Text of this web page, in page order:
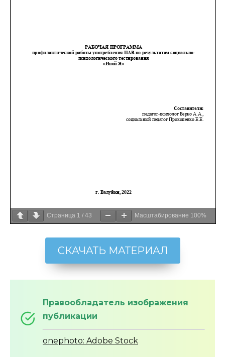
Страница 1 / 43 Масштабирование 100%
СКАЧАТЬ МАТЕРИАЛ
Правообладатель изображения
публикации
onephoto: Adobe Stock